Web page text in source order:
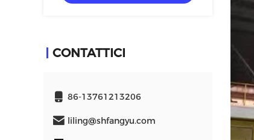
CONTATTICI
86-13761213206
liling@shfangyu.com